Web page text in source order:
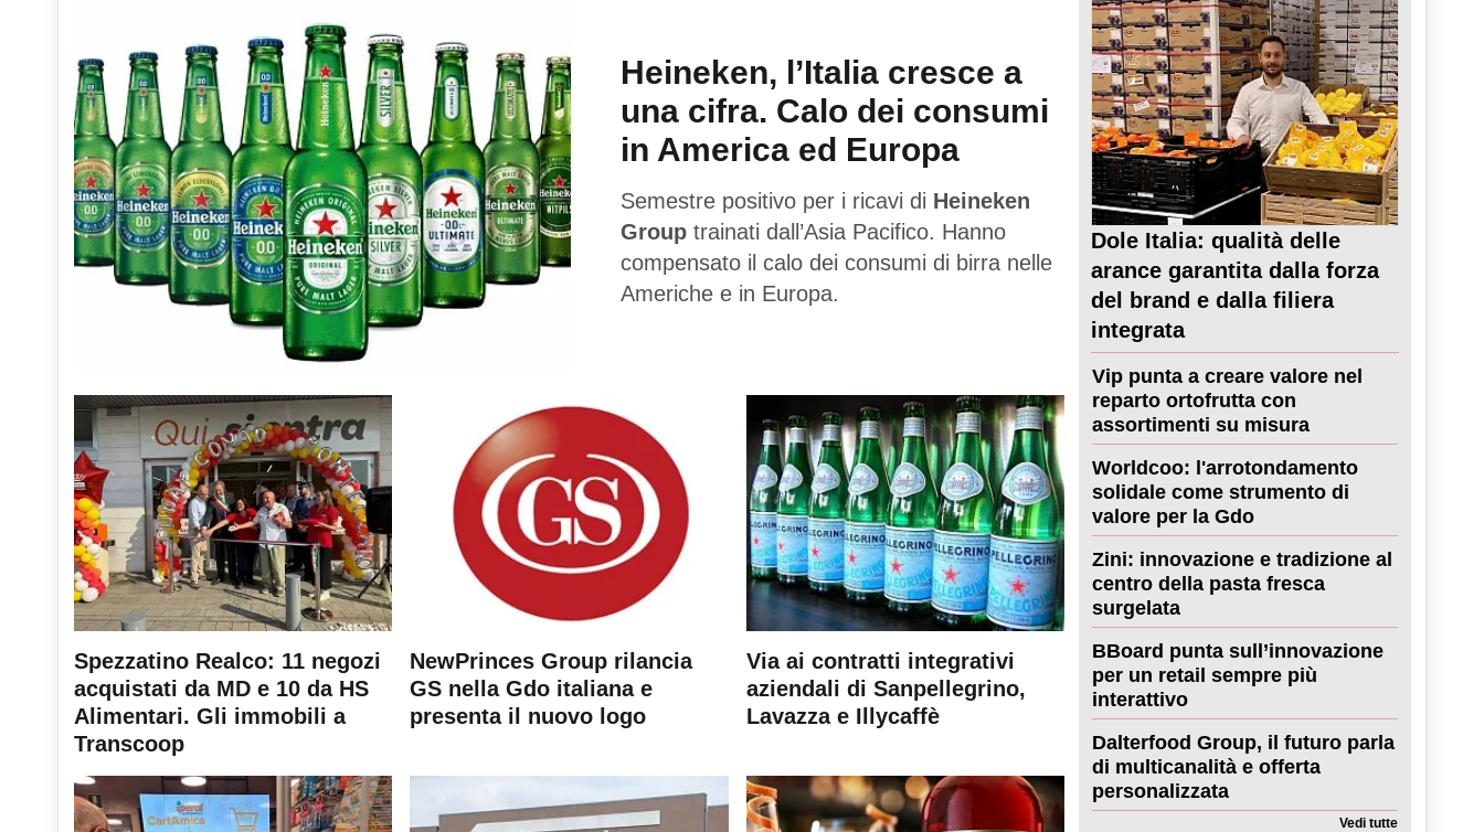
Heineken, l’Italia cresce a
una cifra. Calo dei consumi
in America ed Europa
Semestre positivo per i ricavi di Heineken
Group trainati dall’Asia Pacifico. Hanno
compensato il calo dei consumi di birra nelle
Americhe e in Europa.
Spezzatino Realco: 11 negozi
acquistati da MD e 10 da HS
Alimentari. Gli immobili a
Transcoop
NewPrinces Group rilancia
GS nella Gdo italiana e
presenta il nuovo logo
Via ai contratti integrativi
aziendali di Sanpellegrino,
Lavazza e Illycaffè
Dole Italia: qualità delle
arance garantita dalla forza
del brand e dalla filiera
integrata
Vip punta a creare valore nel
reparto ortofrutta con
assortimenti su misura
Worldcoo: l'arrotondamento
solidale come strumento di
valore per la Gdo
Zini: innovazione e tradizione al
centro della pasta fresca
surgelata
BBoard punta sull’innovazione
per un retail sempre più
interattivo
Dalterfood Group, il futuro parla
di multicanalità e offerta
personalizzata
Vedi tutte